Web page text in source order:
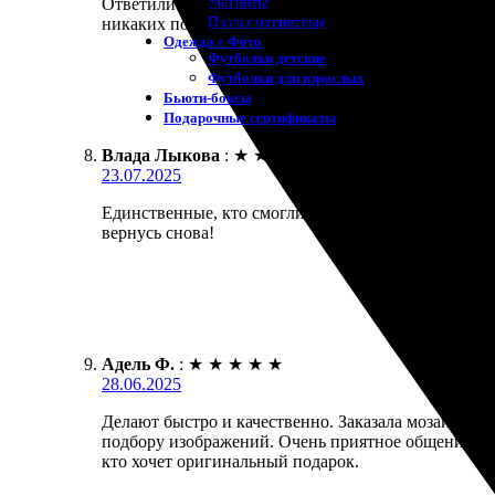
Пазлы магнитные
Одежда с Фото
Футболки детские
Футболки для взрослых
Бьюти-боксы
Подарочные сертификаты
Ответили оперативно, уточнили детали. Доставка
никаких повреждений. Теперь порадуем друзей
Влада Лыкова : ★ ★
23.07.2025
Единственные, кто смогли создать отличную
вернусь снова!
Адель Ф. : ★ ★ ★ ★ ★
28.06.2025
Делают быстро и качественно. Заказала
подбору изображений. Очень приятное общение с
кто хочет оригинальный подарок.